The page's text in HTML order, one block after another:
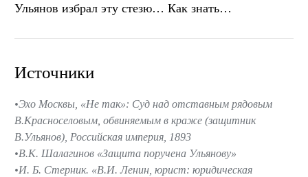
Ульянов избрал эту стезю… Как знать…
Источники
Эхо Москвы, «Не так»: Суд над отставным рядовым
В.Красноселовым, обвиняемым в краже (защитник
В.Ульянов), Российская империя, 1893
В.К. Шалагинов «Защита поручена Ульянову»
И. Б. Стерник. «В.И. Ленин, юрист: юридическая